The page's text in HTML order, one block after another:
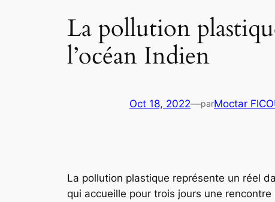
La pollution
l’océan Indien
Oct 18, 2022—parMoctar
La pollution plastique représente un réel
qui accueille pour trois jours une